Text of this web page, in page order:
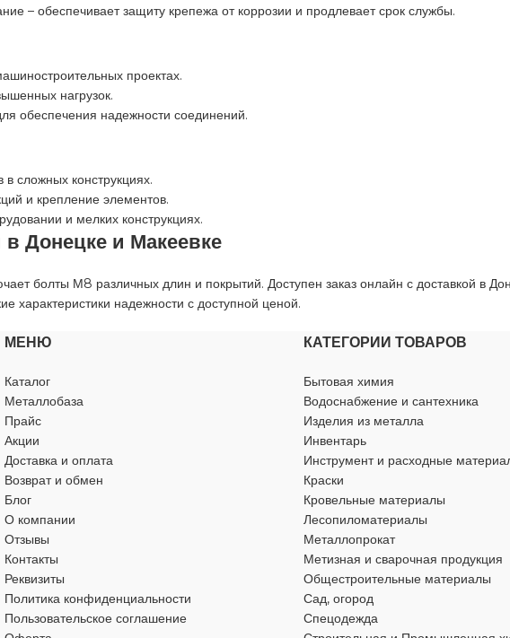
– обеспечивает защиту крепежа от коррозии и продлевает срок службы.
проектах.
нагрузок.
обеспечения надежности соединений.
сложных конструкциях.
и крепление элементов.
и мелких конструкциях.
Донецке и Макеевке
болты М8 различных длин и покрытий. Доступен заказ онлайн с доставкой в
характеристики надежности с доступной ценой.
МЕНЮ
Каталог
Металлобаза
Прайс
Акции
Доставка и оплата
Возврат и обмен
Блог
О компании
Отзывы
Контакты
Реквизиты
Политика конфиденциальности
Пользовательское соглашение
КАТЕГОРИИ ТОВАРОВ
Бытовая химия
Водоснабжение и сантехника
Изделия из металла
Инвентарь
Инструмент и расходные
Краски
Кровельные материалы
Лесопиломатериалы
Металлопрокат
Метизная и сварочная продукция
Общестроительные материалы
Сад, огород
Спецодежда